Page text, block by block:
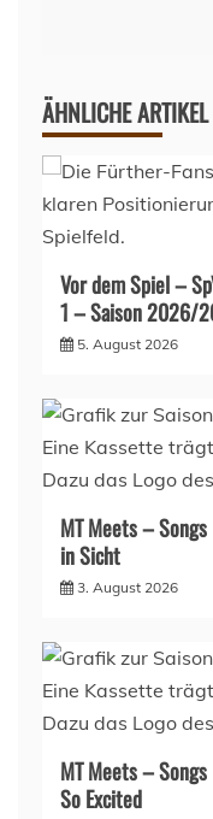
ÄHNLICHE ARTIKEL
Vor dem Spiel –
1 – Saison 2026/
5. August 2026
MT Meets – Songs
in Sicht
3. August 2026
MT Meets – Songs
So Excited